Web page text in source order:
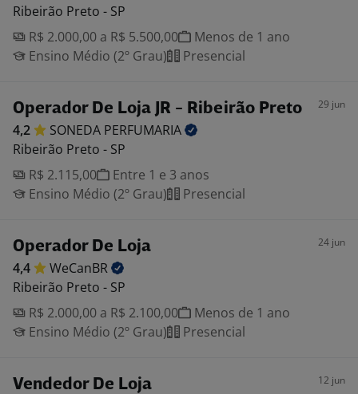
Ribeirão Preto - SP
R$ 2.000,00 a R$ 5.500,00
Menos de 1 ano
Ensino Médio (2º Grau)
Presencial
Operador De Loja JR - Ribeirão Preto 29 jun
4,2 SONEDA PERFUMARIA
Ribeirão Preto - SP
R$ 2.115,00
Entre 1 e 3 anos
Ensino Médio (2º Grau)
Presencial
Operador De Loja 24 jun
4,4
WeCanBR
Ribeirão Preto - SP
R$ 2.000,00 a R$ 2.100,00
Menos de 1 ano
Ensino Médio (2º Grau)
Presencial
Vendedor De Loja 12 jun